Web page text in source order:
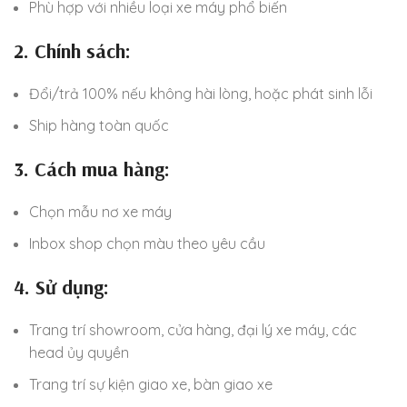
Phù hợp với nhiều loại xe máy phổ biến
2. Chính sách:
Đổi/trả 100% nếu không hài lòng, hoặc phát sinh lỗi
Ship hàng toàn quốc
3. Cách mua hàng:
Chọn mẫu nơ xe máy
Inbox shop chọn màu theo yêu cầu
4. Sử dụng:
Trang trí showroom, cửa hàng, đại lý xe máy, các
head ủy quyền
Trang trí sự kiện giao xe, bàn giao xe